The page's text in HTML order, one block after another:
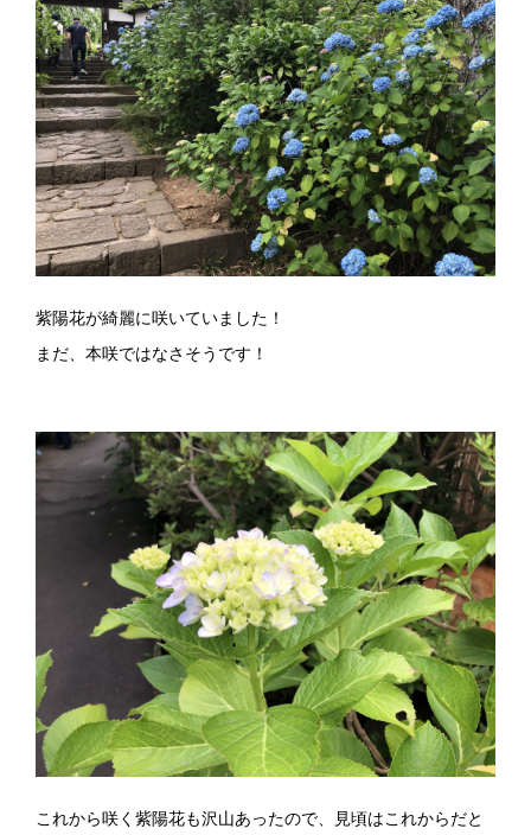
紫陽花が綺麗に咲いていました！
まだ、本咲ではなさそうです！
これから咲く紫陽花も沢山あったので、見頃はこれからだと